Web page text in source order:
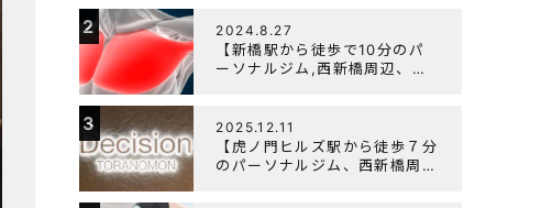
者編】胸トレで背中が筋肉痛に
なるのはなぜか？
2 2024.8.27
【新橋駅から徒歩で10分のパ
ーソナルジム,西新橋周辺、虎
よく鍛えるメニュー構成につい
て
3 2025.12.11
【虎ノ門ヒルズ駅から徒歩７分
のパーソナルジム、西新橋周